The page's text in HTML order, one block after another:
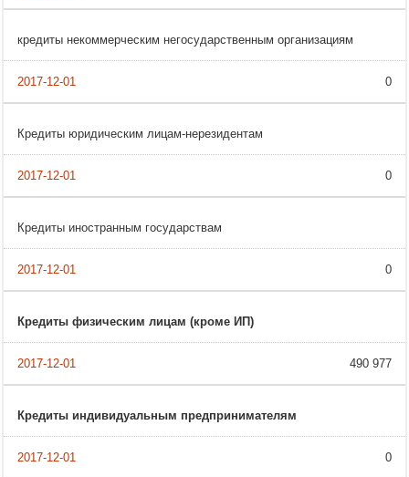
кредиты некоммерческим негосударственным организациям
0
Кредиты юридическим лицам-нерезидентам
0
Кредиты иностранным государствам
0
Кредиты физическим лицам (кроме ИП)
490 977
Кредиты индивидуальным предпринимателям
0